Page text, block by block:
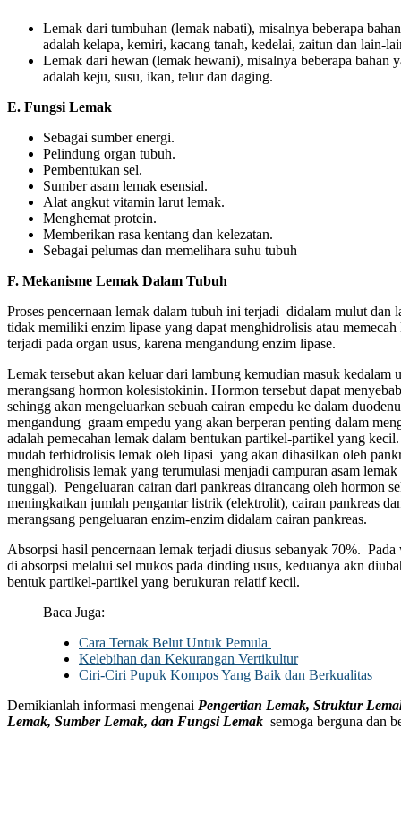
Lemak dari tumbuhan (lemak nabati), misalnya beberapa
adalah kelapa, kemiri, kacang tanah, kedelai, zaitun dan lain-
Lemak dari hewan (lemak hewani), misalnya beberapa bahan
adalah keju, susu, ikan, telur dan daging.
E. Fungsi Lemak
Sebagai sumber energi.
Pelindung organ tubuh.
Pembentukan sel.
Sumber asam lemak esensial.
Alat angkut vitamin larut lemak.
Menghemat protein.
Memberikan rasa kentang dan kelezatan.
Sebagai pelumas dan memelihara suhu tubuh
F. Mekanisme Lemak Dalam Tubuh
Proses pencernaan lemak dalam tubuh ini terjadi didalam mulut dan
tidak memiliki enzim lipase yang dapat menghidrolisis atau
terjadi pada organ usus, karena mengandung enzim lipase.
Lemak tersebut akan keluar dari lambung kemudian masuk kedalam
merangsang hormon kolesistokinin. Hormon tersebut dapat
sehingg akan mengeluarkan sebuah cairan empedu ke dalam
mengandung graam empedu yang akan berperan penting dalam
adalah pemecahan lemak dalam bentukan partikel-partikel yang
mudah terhidrolisis lemak oleh lipasi yang akan dihasilkan oleh
menghidrolisis lemak yang terumulasi menjadi campuran asam
tunggal). Pengeluaran cairan dari pankreas dirancang oleh hormon
meningkatkan jumlah pengantar listrik (elektrolit), cairan pankreas
merangsang pengeluaran enzim-enzim didalam cairan pankreas.
Absorpsi hasil pencernaan lemak terjadi diusus sebanyak 70%.
di absorpsi melalui sel mukos pada dinding usus, keduanya akn
bentuk partikel-partikel yang berukuran relatif kecil.
Baca Juga:
Cara Ternak Belut Untuk Pemula
Kelebihan dan Kekurangan Vertikultur
Ciri-Ciri Pupuk Kompos Yang Baik dan Berkualitas
Demikianlah informasi mengenai Pengertian Lemak, Struktur
Lemak, Sumber Lemak, dan Fungsi Lemak semoga berguna dan